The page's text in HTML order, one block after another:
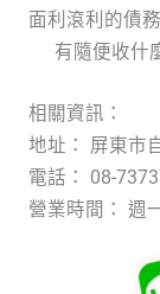
面利滾利的債
有隨便收什
相關資訊：
地址： 屏東市
電話： 08-
營業時間： 週